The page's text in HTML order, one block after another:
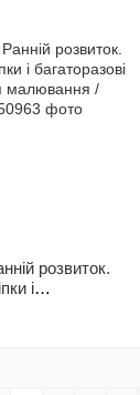
розвиток.
і